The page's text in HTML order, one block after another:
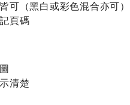
可（黑白或彩色混合亦可）
頁碼
清楚